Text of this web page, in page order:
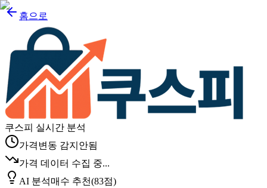
홈으로
쿠스피 실시간 분석
가격변동 감지안됨
가격 데이터 수집 중...
AI 분석매수 추천(83점)